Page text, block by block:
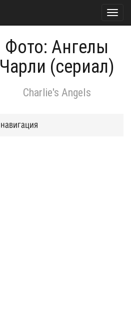
Фото: Ангелы
Чарли (сериал)
Charlie's Angels
навигация